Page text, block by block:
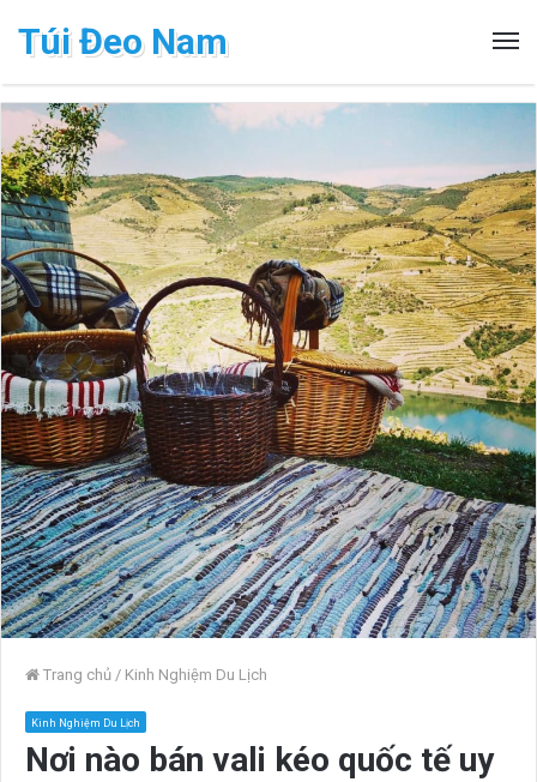
Túi Đeo Nam
Trang chủ / Kinh Nghiệm Du Lịch
Kinh Nghiệm Du Lịch
Nơi nào bán vali kéo quốc tế uy